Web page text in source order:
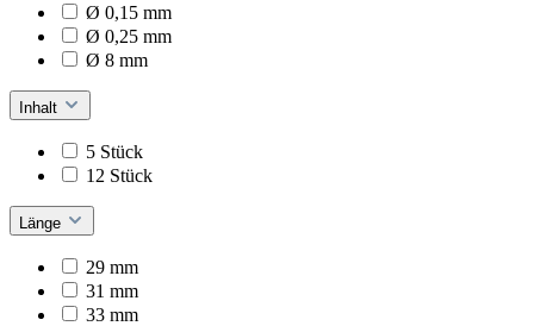
Ø 0,15 mm
Ø 0,25 mm
Ø 8 mm
Inhalt
5 Stück
12 Stück
Länge
29 mm
31 mm
33 mm